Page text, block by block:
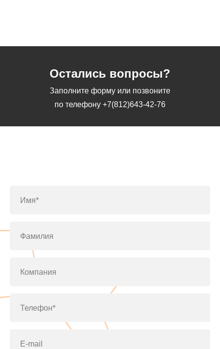
Остались вопросы?
Заполните форму или позвоните
по телефону +7(812)643-42-76
Имя*
Фамилия
Компания
Телефон*
E-mail